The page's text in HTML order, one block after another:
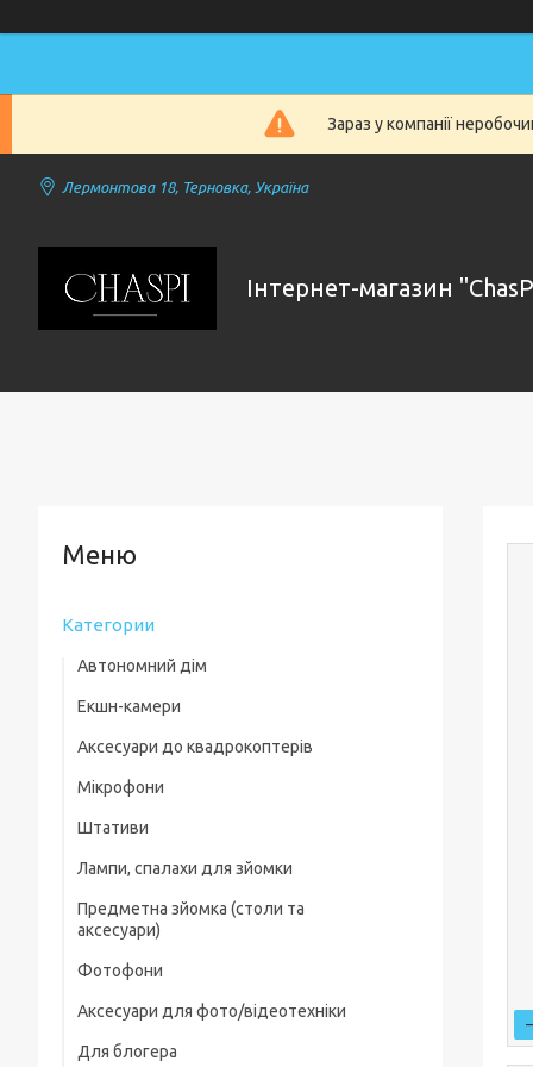
Зараз у компанії
Лермонтова 18, Терновка, Україна
Інтернет-магазин
Категории
Автономний дім
Екшн-камери
Аксесуари до квадрокоптерів
Комплектуючі для квадрокоптерів
Кейси для квадрокоптерів
Фільтри, лінзи
Пропелери та захист
Зарядні пристрої
Скидання вантажу
Мікрофони
Штативи
Лампи, спалахи для зйомки
Предметна зйомка (столи та
аксесуари)
Предметні столи
Лайткуби (фотобокси)
Аксесуари для предметного знімання
Фотофони
Аксесуари для фото/відеотехніки
Фільтри, лінзи
Для блогера